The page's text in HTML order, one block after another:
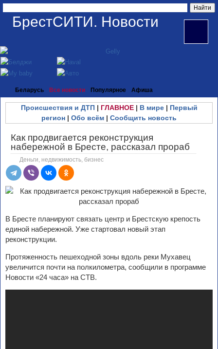
БрестСИТИ. Новости
Беларусь Все новости Популярное Афиша
Происшествия и ДТП| ГЛАВНОЕ| В мире| Первый
регион | Обо всём | Сообщить новость
Как продвигается реконструкция
набережной в Бресте, рассказал прораб
Деньги, недвижимость, бизнес
В Бресте планируют связать центр и Брестскую крепость
единой набережной. Уже стартовал новый этап
реконструкции.
Протяженность пешеходной зоны вдоль реки Мухавец
увеличится почти на полкилометра, сообщили в программе
Новости «24 часа» на СТВ.